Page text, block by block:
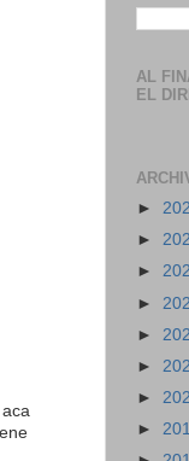
AL
EL
►
►
►
►
►
►
►
►